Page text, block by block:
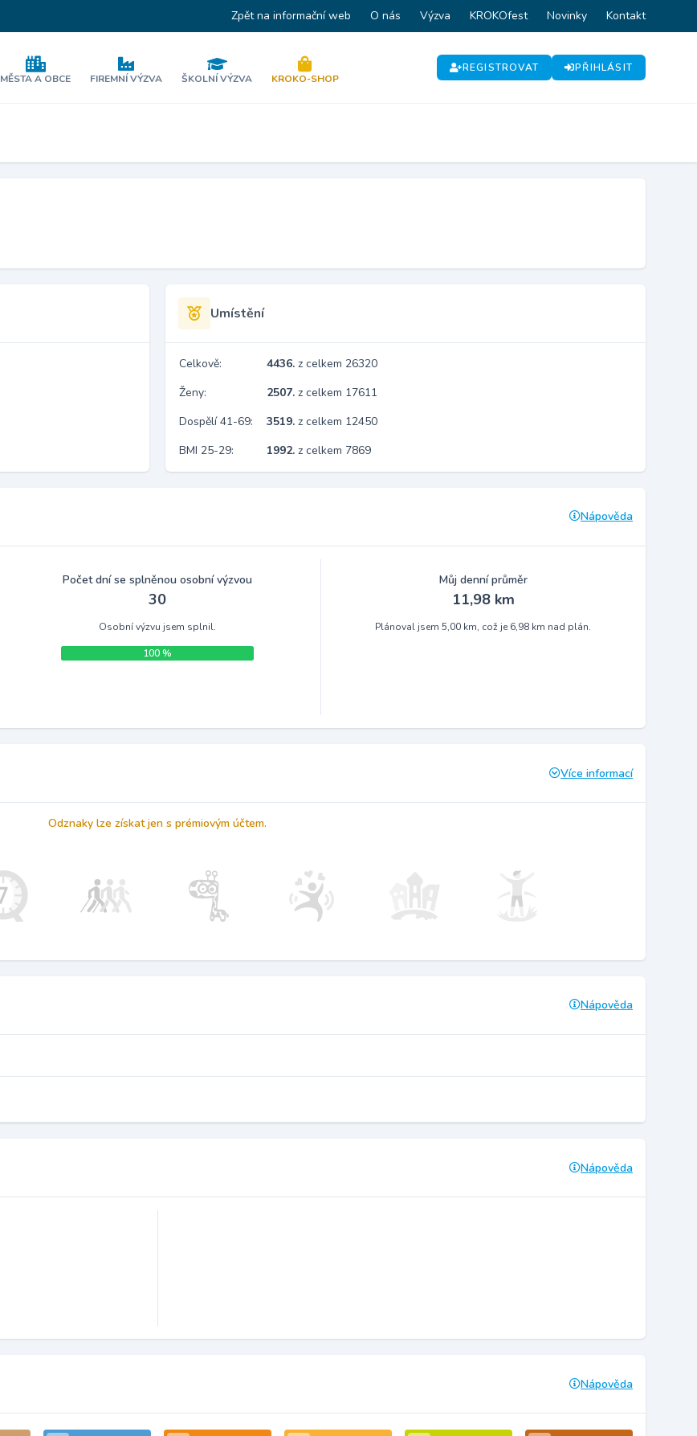
Zpět na informační web O nás Výzva KROKOfest Novinky Kontakt
MĚSTA A OBCE FIREMNÍ VÝZVA ŠKOLNÍ VÝZVA KROKO-SHOP
REGISTROVAT PŘIHLÁSIT
Umístění
Celkově: 4436. z celkem 26320
Ženy:
2507. z celkem 17611
Dospělí 41-69:
3519. z celkem 12450
BMI 25-29:
1992. z celkem 7869
Nápověda
Počet dní se splněnou osobní výzvou
30
Osobní výzvu jsem splnil.
100 %
Můj denní průměr
11,98 km
Plánoval jsem 5,00 km, což je 6,98 km nad plán.
Více informací
Odznaky lze získat jen s prémiovým účtem.
Nápověda
Nápověda
Nápověda